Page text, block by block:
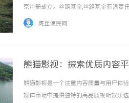
京注册成立。丝路基金,丝路基金有限责
为"一带一路"框架内的经贸合作和双边
虎丘便民网
熊猫影视：探索优质内容
熊猫影视是一个注重内容质量与用户体
媒体市场中提供独特的高品质视听娱乐
揭秘东莞私家侦探服务